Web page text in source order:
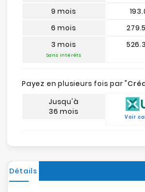
9 mois
6 mois
3 mois
Sans intérêts
Payez en plusieurs fois par "
Jusqu'à
36 mois
Voir
Détails